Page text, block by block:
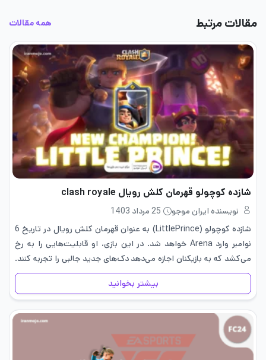
مقالات مرتبط همه مقالات
شازده کوچولو قهرمان کلش رویال clash royale
نویسنده ایران موجو
25 مرداد 1403
شازده کوچولو (LittlePrince) به عنوان قهرمان کلش رویال در تاریخ 6
نوامبر وارد Arena خواهد شد. در این بازی، او قابلیت‌هایی را به رخ
می‌کشد که به بازیکنان اجازه می‌دهد دک‌های جدید جالبی را تجربه کنند.
او ششمین قهرمان بازی…
بیشتر بخوانید